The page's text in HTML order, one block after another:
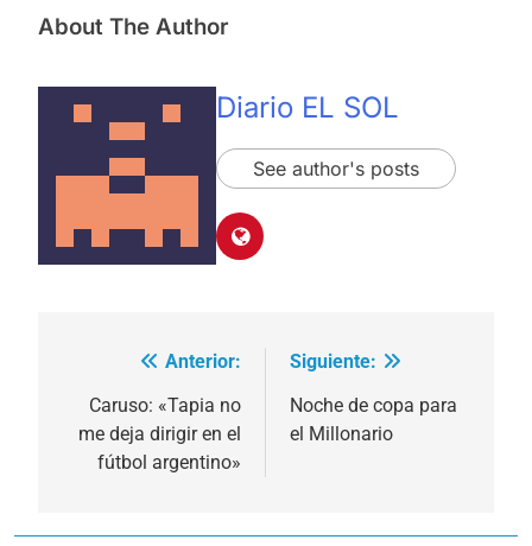
About The Author
Diario EL SOL
See author's posts
Navegación
de
entradas
Anterior:
Caruso: «Tapia no
me deja dirigir en el
fútbol argentino»
Siguiente:
Noche de copa para
el Millonario